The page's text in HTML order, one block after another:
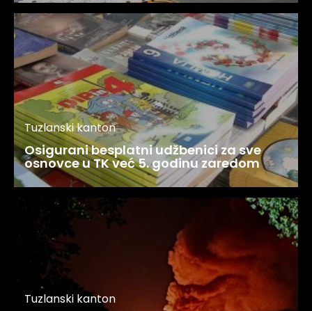
Tuzlanski kanton
Osigurani besplatni udžbenici za sve
osnovce u TK već 5. godinu zaredom
Tuzlanski kanton